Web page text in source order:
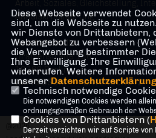
Antidiskriminierung
Geschäftsstelle
Oranienstraße 106
10969 Berlin
IMPRESSUM
DATENSCHUTZ
@2026
Diese Webseite verwendet
sind, um die Webseite zu
wir Dienste von Drittanbietern,
Webangebot zu verbessern
die Verwendung bestimmter
Ihre Einwilligung. Ihre
widerrufen. Weitere
unserer Datenschutzerklärung
Technisch notwendige
Die notwendigen Cookies werden
ordnungsgemäßen Gebrauch der
Cookies von Drittanbietern (
Derzeit verzichten wir auf Scripte